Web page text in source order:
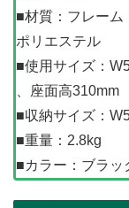
■材質：フレーム
ポリエステル
■使用サイズ：
、座面高310mm
■収納サイズ：
■重量：2.8kg
■カラー：ブラッ